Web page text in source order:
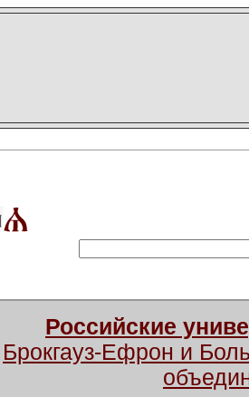
Российские
Брокгауз-Ефрон и